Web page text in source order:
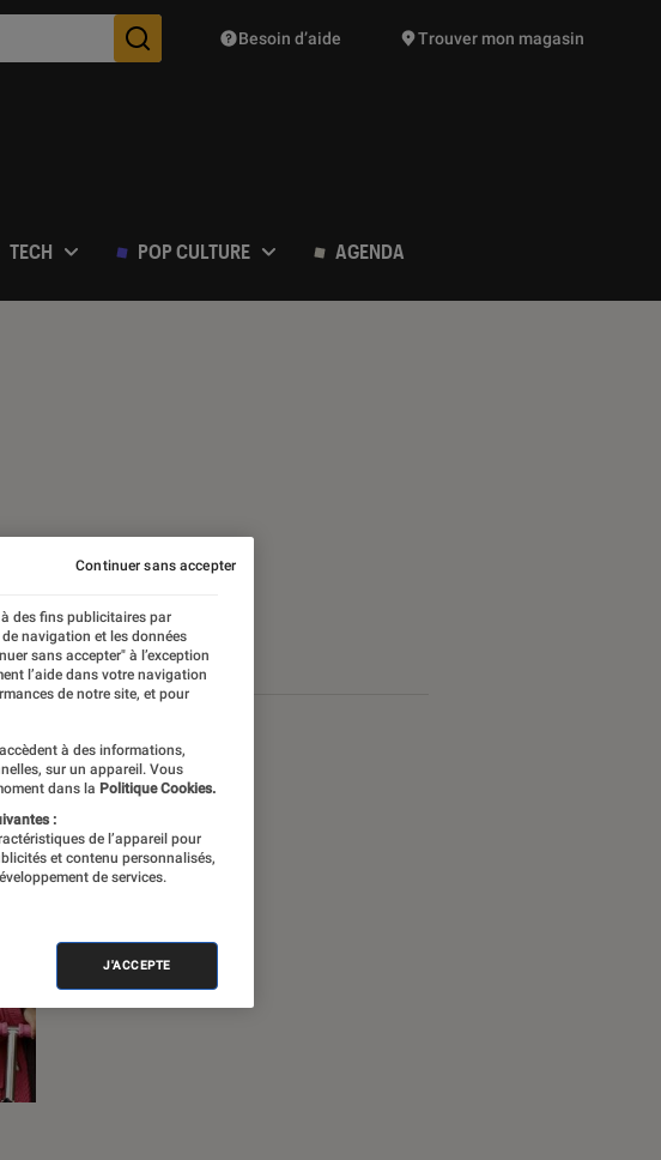
Des suggestions de produits vont vous être proposées
Besoin d’aide Trouver mon magasin
TECH POP CULTURE AGENDA
des fins publicitaires par
navigation et les données
sans accepter" à l’exception
l’aide dans votre navigation
de notre site, et pour
à des informations,
sur un appareil. Vous
dans la Politique Cookies.
:
de l’appareil pour
et contenu personnalisés,
de services.
J'ACCEPTE
Continuer sans accepter